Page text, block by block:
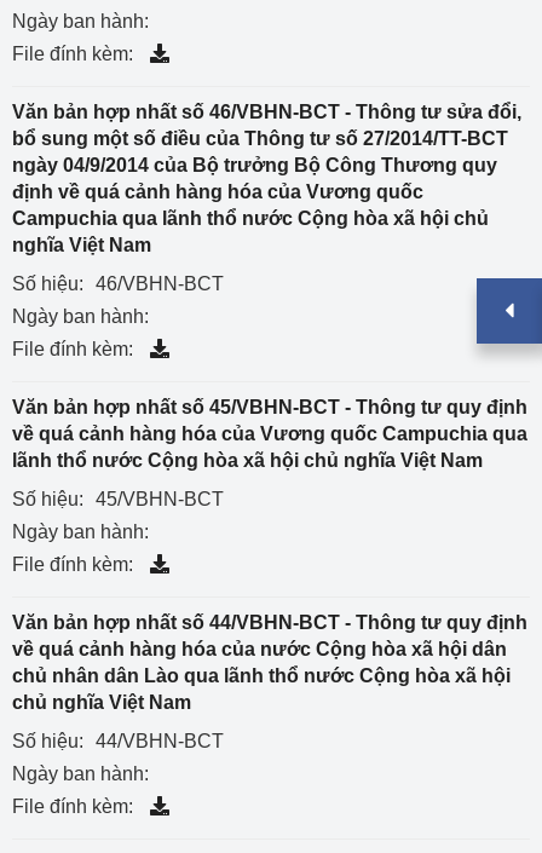
Ngày ban hành:
File đính kèm:
Văn bản hợp nhất số 46/VBHN-BCT - Thông tư sửa đổi,
bổ sung một số điều của Thông tư số 27/2014/TT-BCT
ngày 04/9/2014 của Bộ trưởng Bộ Công Thương quy
định về quá cảnh hàng hóa của Vương quốc
Campuchia qua lãnh thổ nước Cộng hòa xã hội chủ
nghĩa Việt Nam
Số hiệu:
46/VBHN-BCT
Ngày ban hành:
File đính kèm:
Văn bản hợp nhất số 45/VBHN-BCT - Thông tư quy định
về quá cảnh hàng hóa của Vương quốc Campuchia qua
lãnh thổ nước Cộng hòa xã hội chủ nghĩa Việt Nam
Số hiệu:
45/VBHN-BCT
Ngày ban hành:
File đính kèm:
Văn bản hợp nhất số 44/VBHN-BCT - Thông tư quy định
về quá cảnh hàng hóa của nước Cộng hòa xã hội dân
chủ nhân dân Lào qua lãnh thổ nước Cộng hòa xã hội
chủ nghĩa Việt Nam
Số hiệu:
44/VBHN-BCT
Ngày ban hành:
File đính kèm: